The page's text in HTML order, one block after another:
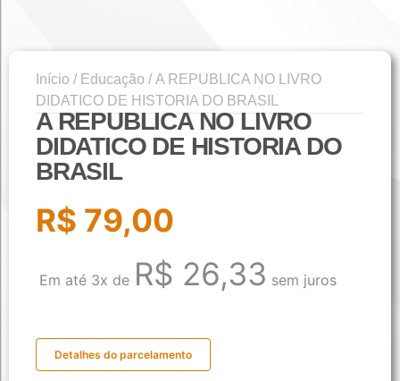
Início / Educação / A REPUBLICA NO LIVRO
DIDATICO DE HISTORIA DO BRASIL
A REPUBLICA NO LIVRO
DIDATICO DE HISTORIA DO
BRASIL
R$ 79,00
Em até 3x de R$ 26,33 sem juros
Detalhes do parcelamento